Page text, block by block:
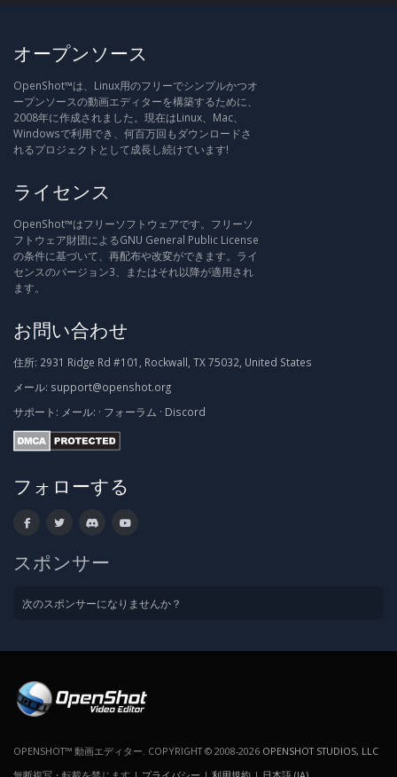
オープンソース
OpenShot™は、Linux用のフリーでシンプルかつオ
ープンソースの動画エディターを構築するために、
2008年に作成されました。現在はLinux、Mac、
Windowsで利用でき、何百万回もダウンロードさ
れるプロジェクトとして成長し続けています!
ライセンス
OpenShot™はフリーソフトウェアです。フリーソ
フトウェア財団によるGNU General Public License
の条件に基づいて、再配布や改変ができます。ライ
センスのバージョン3、またはそれ以降が適用され
ます。
お問い合わせ
住所: 2931 Ridge Rd #101, Rockwall, TX 75032, United States
メール: support@openshot.org
サポート: メール: · フォーラム · Discord
フォローする
スポンサー
次のスポンサーになりませんか？
OPENSHOT™ 動画エディター. COPYRIGHT © 2008-2026 OPENSHOT STUDIOS, LLC